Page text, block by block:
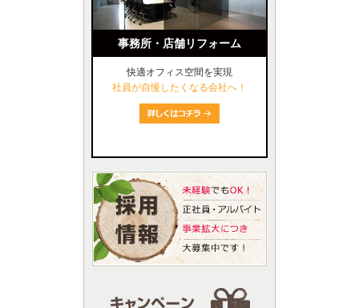
事務所・店舗リフォーム
快適オフィス空間を実現
社員が自慢したくなる会社へ！